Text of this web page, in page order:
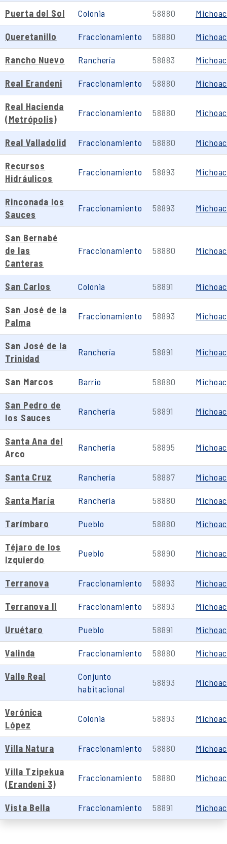
Puerta del Sol Colonia 58880
Queretanillo Fraccionamiento 58880
Rancho Nuevo Ranchería 58883
Real Erandeni Fraccionamiento 58880
Real Hacienda
(Metrópolis)
Fraccionamiento 58880
Real Valladolid Fraccionamiento 58880
Recursos
Hidráulicos
Fraccionamiento 58893
Rinconada los
Sauces
Fraccionamiento 58893
San Bernabé
de las
Canteras
Fraccionamiento 58880
San Carlos Colonia 58891
San José de la
Palma
Fraccionamiento 58893
San José de la
Trinidad
Ranchería 58891
San Marcos Barrio 58880
San Pedro de
los Sauces
Ranchería 58891
Santa Ana del
Arco
Ranchería 58895
Santa Cruz Ranchería 58887
Santa María Ranchería 58880
Tarímbaro Pueblo 58880
Téjaro de los
Izquierdo
Pueblo 58890
Terranova Fraccionamiento 58893
Terranova II Fraccionamiento 58893
Uruétaro Pueblo 58891
Valinda Fraccionamiento 58880
Valle Real
Conjunto
habitacional
58893
Verónica
López
Colonia 58893
Villa Natura Fraccionamiento 58880
Villa Tzipekua
(Erandeni 3)
Fraccionamiento 58880
Vista Bella Fraccionamiento 58891